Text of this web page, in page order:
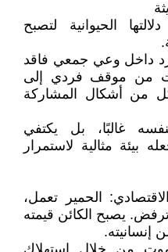
الحيوانية لتصبح
داخل وعي جمعي فاقد
من موقف فردي إلى
من أشكال المشاركة
غالبًا، بل يكتفي
بيئة مثالية لاستمرار
الحمير تعمل،
يصبح الكائن قيمته
إنسانيته.